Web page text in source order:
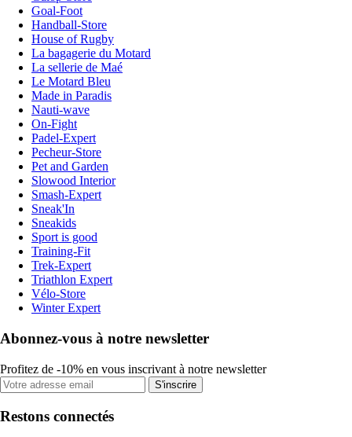
Goal-Foot
Handball-Store
House of Rugby
La bagagerie du Motard
La sellerie de Maé
Le Motard Bleu
Made in Paradis
Nauti-wave
On-Fight
Padel-Expert
Pecheur-Store
Pet and Garden
Slowood Interior
Smash-Expert
Sneak'In
Sneakids
Sport is good
Training-Fit
Trek-Expert
Triathlon Expert
Vélo-Store
Winter Expert
Abonnez-vous à notre newsletter
Profitez de -10% en vous inscrivant à notre newsletter
S'inscrire
Restons connectés